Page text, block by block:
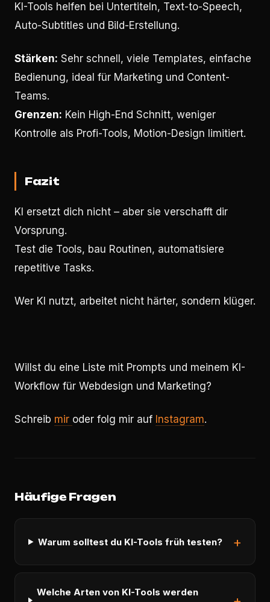
KI-Tools helfen bei Untertiteln, Text-to-Speech,
Auto-Subtitles und Bild-Erstellung.
Stärken: Sehr schnell, viele Templates, einfache
Bedienung, ideal für Marketing und Content-
Teams.
Grenzen: Kein High-End Schnitt, weniger
Kontrolle als Profi-Tools, Motion-Design limitiert.
Fazit
KI ersetzt dich nicht – aber sie verschafft dir
Vorsprung.
Test die Tools, bau Routinen, automatisiere
repetitive Tasks.
Wer KI nutzt, arbeitet nicht härter, sondern klüger.
Willst du eine Liste mit Prompts und meinem KI-
Workflow für Webdesign und Marketing?
Schreib mir oder folg mir auf Instagram.
Häufige Fragen
Warum solltest du KI-Tools früh testen?
Welche Arten von KI-Tools werden